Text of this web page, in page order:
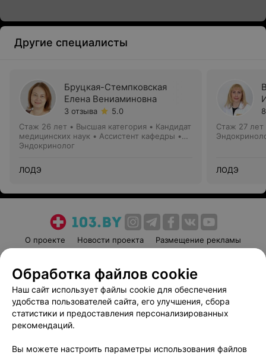
Другие специалисты
Бруцкая-Стемпковская
Елена Вениаминовна
3 отзыва
5.0
Стаж 26 лет • Высшая категория • Кандидат
медицинских наук • Ассистент кафедры •
Доцент
Эндокринолог
ЛОДЭ
Стаж 27 лет
ЛОДЭ
О проекте Новости проекта
Размещение рекламы
Пользовательское соглашение
Способы оплаты
Вакансии
Партнеры
Написать руководителю 103.by
Обработка файлов cookie
Наш сайт использует файлы cookie для обеспечения
удобства пользователей сайта, его улучшения, сбора
статистики и предоставления персонализированных
рекомендаций.
Вы можете настроить параметры использования файлов